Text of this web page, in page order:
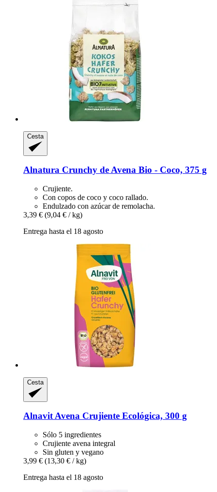
Cesta
Alnatura Crunchy de Avena Bio -​ Coco, 375 g
Crujiente.
Con copos de coco y coco rallado.
Endulzado con azúcar de remolacha.
3,39 € (9,04 € / kg)
Entrega hasta el 18 agosto
Cesta
AlnavitAvena Crujiente Ecológica, 300 g
Sólo 5 ingredientes
Crujiente avena integral
Sin gluten y vegano
3,99 € (13,30 € / kg)
Entrega hasta el 18 agosto